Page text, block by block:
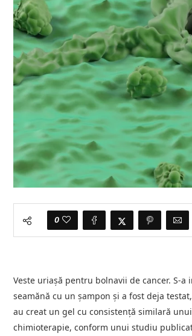
0
Veste uriașă pentru bolnavii de cancer. S-
seamănă cu un șampon și a fost deja
au creat un gel cu consistenţă similară
chimioterapie, conform unui studiu